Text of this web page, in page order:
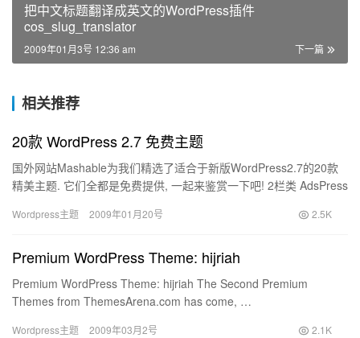
把中文标题翻译成英文的WordPress插件
cos_slug_translator
下一篇
2009年01月3号 12:36 am
相关推荐
20款 WordPress 2.7 免费主题
国外网站Mashable为我们精选了适合于新版WordPress2.7的20款
精美主题. 它们全都是免费提供, 一起来鉴赏一下吧! 2栏类 AdsPress
Wordpress主题 2009年01月20号 2.5K
Premium WordPress Theme: hijriah
Premium WordPress Theme: hijriah The Second Premium
Themes from ThemesArena.com has come, …
Wordpress主题 2009年03月2号 2.1K